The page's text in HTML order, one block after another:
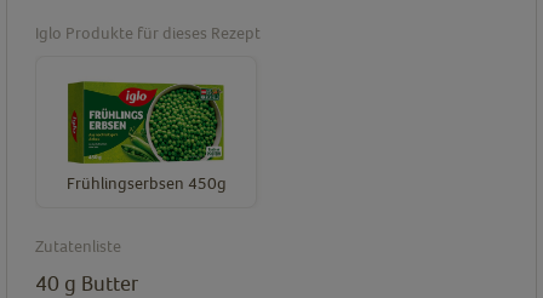
Iglo Produkte für dieses Rezept
Frühlingserbsen 450g
Zutatenliste
40 g Butter